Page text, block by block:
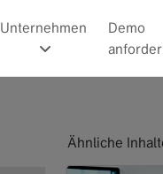
Unternehmen
Demo
Ähnliche